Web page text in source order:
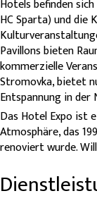
Hotels befinden
HC Sparta) und
Pavillons bieten
kommerzielle
Stromovka, bietet
Entspannung in der
Das Hotel Expo ist
Atmosphäre, das
renoviert wurde.